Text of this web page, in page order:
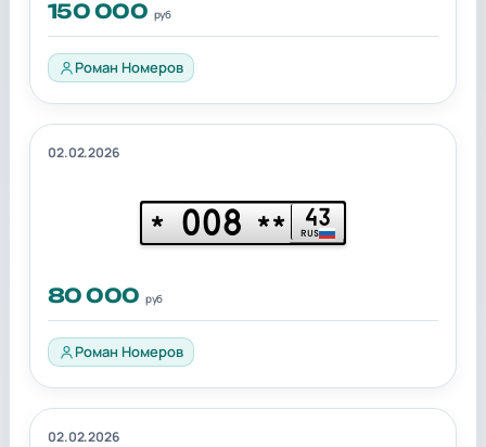
150 000 руб
Роман Номеров
02.02.2026
* 008 ** 43
RUS
80 000 руб
Роман Номеров
02.02.2026